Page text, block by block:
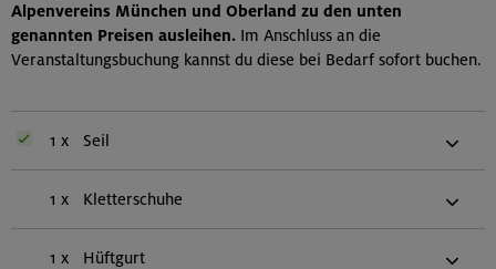
Alpenvereins München und Oberland zu den unten
genannten Preisen ausleihen. Im Anschluss an die
Veranstaltungsbuchung kannst du diese bei Bedarf sofort buchen.
1 x Seil
1 x Kletterschuhe
1 x Hüftgurt